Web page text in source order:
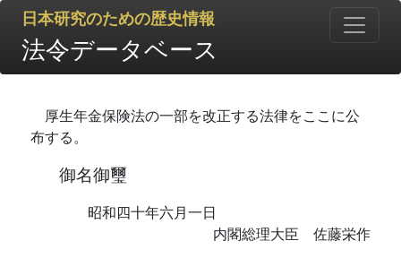
日本研究のための歴史情報
法令データベース
厚生年金保険法の一部を改正する法律をここに公
布する。
御名御璽
昭和四十年六月一日
内閣総理大臣 佐藤栄作